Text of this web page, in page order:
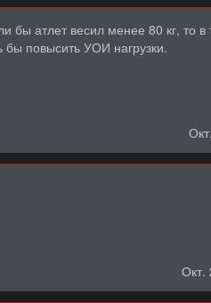
бы атлет весил менее 80 кг, то в
повысить УОИ нагрузки.
Окт.